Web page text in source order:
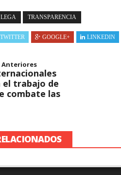
TRANSPARENCIA
TWITTER GOOGLE+ LINKEDIN
Anteriores
el trabajo de
combate las